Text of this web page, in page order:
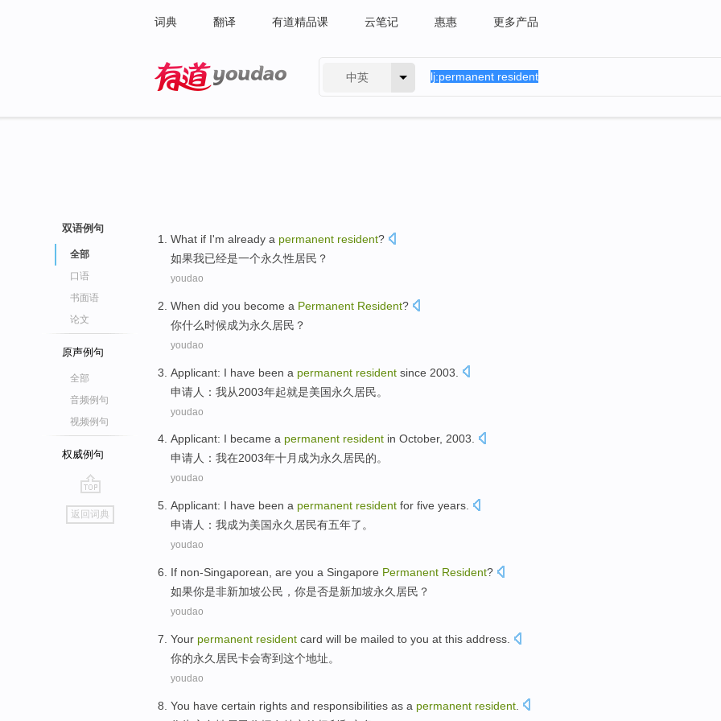
词典 翻译 有道精品课 云笔记 惠惠 更多产品
中英
双语例句
全部
口语
书面语
论文
原声例句
全部
音频例句
视频例句
权威例句
go
top
返回词典
What if I'm already a permanent resident?
如果我已经是一个永久性居民 ？
youdao
When did you become a Permanent Resident?
你什么时候成为永久 居民？
youdao
Applicant: I have been a permanent resident since 2003.
申请人 ： 我从2003年起就是美国永久 居民。
youdao
Applicant: I became a permanent resident in October, 2003.
申请人 ： 我在2003年十月 成为永久居民的。
youdao
Applicant: I have been a permanent resident for five years
申请人 ： 我成为美国永久 居民有五年了 。
youdao
If non-Singaporean , are you a Singapore Permanent Resident?
如果你是非新加坡公民，你是否是新加坡永久 居民 ？
youdao
Your permanent resident card will be mailed to you at this address
你的永久 居民卡会寄到这个地址。
youdao
You have certain rights and responsibilities as a permanent resident